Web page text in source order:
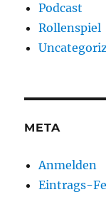
Podcast
Rollenspiel
META
Anmelden
Eintrags-